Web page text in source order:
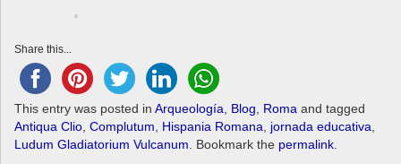
Share this...
This entry was posted in Arqueología Blog Roma and tagged
Antiqua Clio Complutum Hispania Romana jornada educativa
Ludum Gladiatorium Vulcanum . Bookmark the permalink